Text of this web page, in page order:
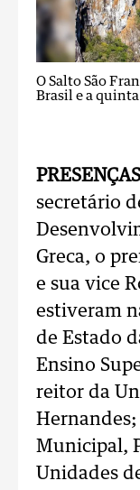
O Salto São
Brasil e a
secretário
Greca, o
e sua vice
estiveram
de Estado
Ensino
reitor da
Municipal,
Unidades